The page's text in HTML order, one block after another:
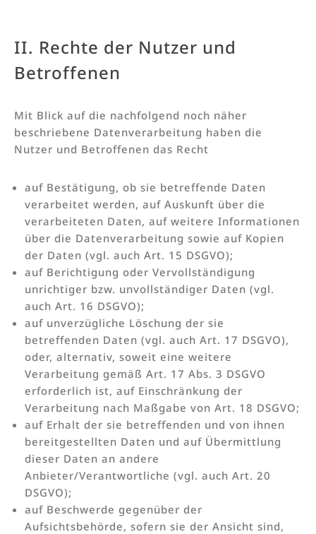
II. Rechte der Nutzer und
Betroffenen
Mit Blick auf die nachfolgend noch näher
beschriebene Datenverarbeitung haben die
Nutzer und Betroffenen das Recht
auf Bestätigung, ob sie betreffende Daten
verarbeitet werden, auf Auskunft über die
verarbeiteten Daten, auf weitere Informationen
über die Datenverarbeitung sowie auf Kopien
der Daten (vgl. auch Art. 15 DSGVO);
auf Berichtigung oder Vervollständigung
unrichtiger bzw. unvollständiger Daten (vgl.
auch Art. 16 DSGVO);
auf unverzügliche Löschung der sie
betreffenden Daten (vgl. auch Art. 17 DSGVO),
oder, alternativ, soweit eine weitere
Verarbeitung gemäß Art. 17 Abs. 3 DSGVO
erforderlich ist, auf Einschränkung der
Verarbeitung nach Maßgabe von Art. 18 DSGVO;
auf Erhalt der sie betreffenden und von ihnen
bereitgestellten Daten und auf Übermittlung
dieser Daten an andere
Anbieter/Verantwortliche (vgl. auch Art. 20
DSGVO);
auf Beschwerde gegenüber der
Aufsichtsbehörde, sofern sie der Ansicht sind,